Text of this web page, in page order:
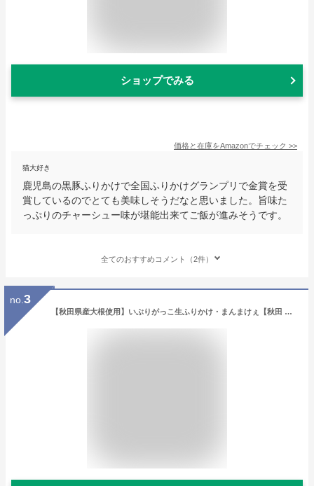
ショップでみる
価格と在庫をAmazonでチェック >>
猫大好き
鹿児島の黒豚ふりかけで全国ふりかけグランプリで金賞を受
賞しているのでとても美味しそうだなと思いました。旨味た
っぷりのチャーシュー味が堪能出来てご飯が進みそうです。
全てのおすすめコメント（2件）
no. 3
【秋田県産大根使用】いぶりがっこ生ふりかけ・まんまけぇ【秋田 調味料 いぶりがっこ ふりかけ お土産 おみやげ ご当地 逸品 銘品 銘産 名物 特産品】